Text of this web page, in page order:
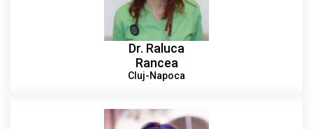
Dr. Raluca
Rancea
Cluj-Napoca